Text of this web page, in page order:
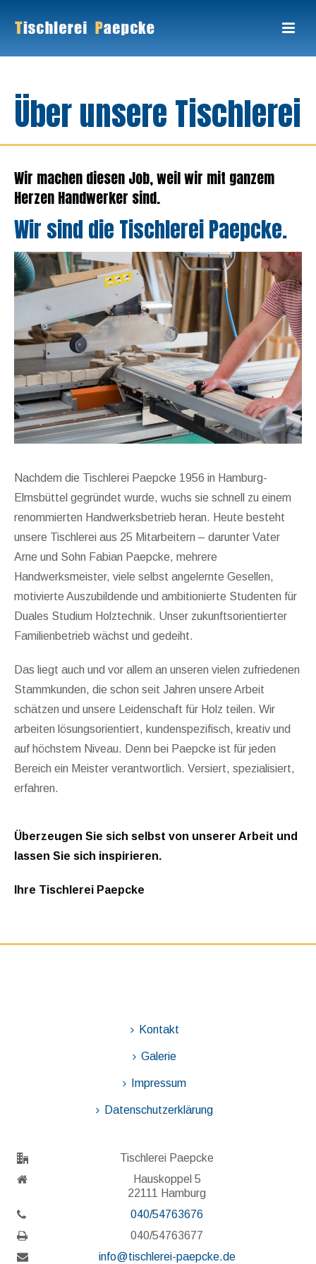
Über unsere Tischlerei
Wir machen diesen Job, weil wir mit ganzem
Herzen Handwerker sind.
Wir sind die Tischlerei Paepcke.
Nachdem die Tischlerei Paepcke 1956 in Hamburg-
Elmsbüttel gegründet wurde, wuchs sie schnell zu einem
renommierten Handwerksbetrieb heran. Heute besteht
unsere Tischlerei aus 25 Mitarbeitern – darunter Vater
Arne und Sohn Fabian Paepcke, mehrere
Handwerksmeister, viele selbst angelernte Gesellen,
motivierte Auszubildende und ambitionierte Studenten für
Duales Studium Holztechnik. Unser zukunftsorientierter
Familienbetrieb wächst und gedeiht.
Das liegt auch und vor allem an unseren vielen zufriedenen
Stammkunden, die schon seit Jahren unsere Arbeit
schätzen und unsere Leidenschaft für Holz teilen. Wir
arbeiten lösungsorientiert, kundenspezifisch, kreativ und
auf höchstem Niveau. Denn bei Paepcke ist für jeden
Bereich ein Meister verantwortlich. Versiert, spezialisiert,
erfahren.
Überzeugen Sie sich selbst von unserer Arbeit und
lassen Sie sich inspirieren.
Ihre Tischlerei Paepcke
Kontakt
Galerie
Impressum
Datenschutzerklärung
Tischlerei Paepcke
Hauskoppel 5
22111 Hamburg
040/54763676
040/54763677
info@tischlerei-paepcke.de